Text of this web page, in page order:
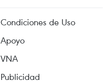
Condiciones de Uso
Apoyo
VNA
Publicidad